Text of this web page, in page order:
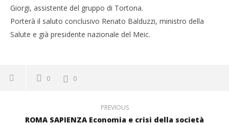
Giorgi, assistente del gruppo di Tortona.
Porterà il saluto conclusivo Renato Balduzzi, ministro della
Salute e già presidente nazionale del Meic.
0 0
PREVIOUS
ROMA SAPIENZA Economia e crisi della società